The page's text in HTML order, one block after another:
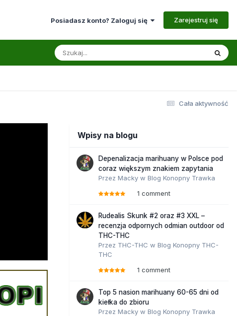
Posiadasz konto? Zaloguj się Zarejestruj się
Cała aktywność
Wpisy na blogu
Depenalizacja marihuany w Polsce pod
coraz większym znakiem zapytania
Przez Macky w Blog Konopny Trawka
1 comment
Rudealis Skunk #2 oraz #3 XXL –
recenzja odpornych odmian outdoor od
THC-THC
Przez THC-THC w Blog Konopny THC-
THC
1 comment
Top 5 nasion marihuany 60-65 dni od
kiełka do zbioru
Przez Macky w Blog Konopny Trawka